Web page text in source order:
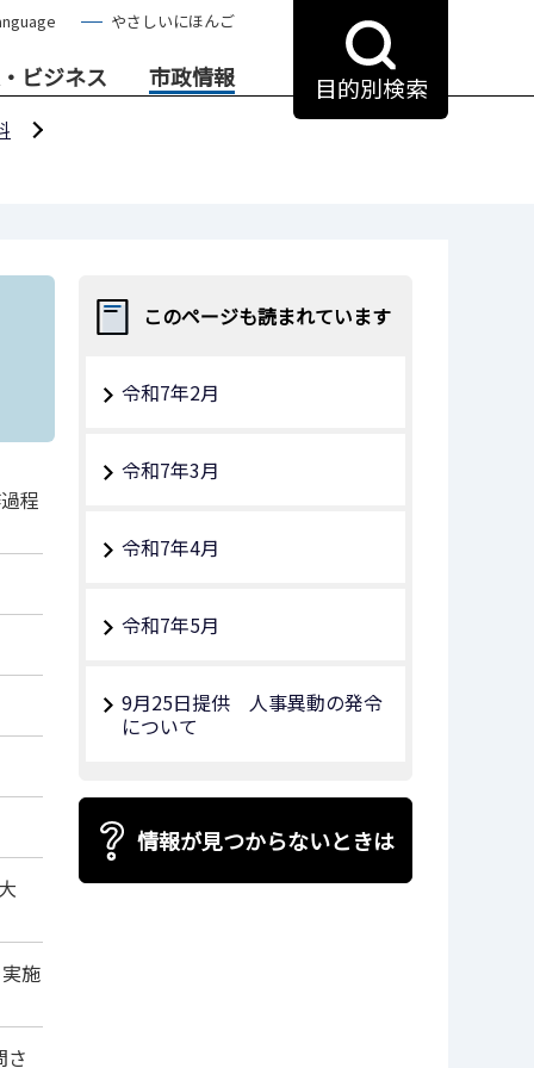
やさしいにほんご
ビジネス 市政情報 目的別検索
程
施
さ
このページも読まれています
令和7年2月
令和7年3月
令和7年4月
令和7年5月
9月25日提供 人事異動の発令
について
情報が見つからないときは